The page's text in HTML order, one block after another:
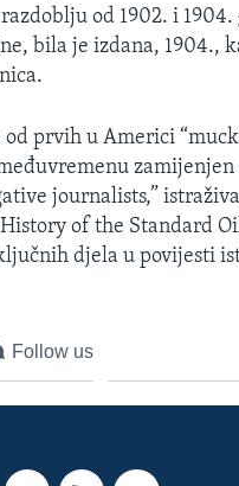
od 1902. i 1904.
bila je izdana, 1904.,
prvih u Americi
journalists,”
of the Standard
djela u povijesti
Follow us